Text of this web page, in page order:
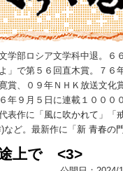
学部ロシア文学科中退。６
」で第５６回直木賞。７
賞、０９年ＮＨＫ放送文化
年９月５日に連載１０００
表作に「 風に吹かれて 」「
)など。最新作に「 新 青春の
上で <3>